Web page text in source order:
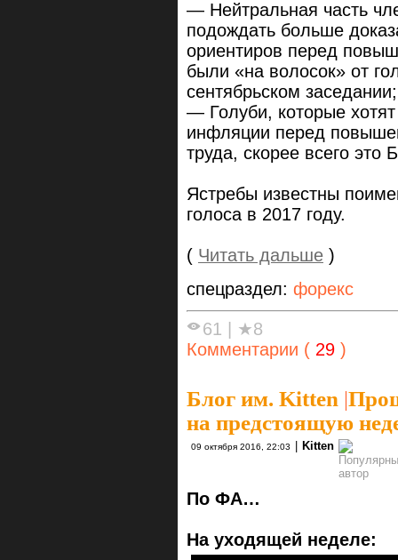
— Нейтральная часть
подождать больше
ориентиров перед
были «на волосок» от
сентябрьском заседании;
— Голуби, которые
инфляции перед
труда, скорее всего
Ястребы известны
голоса в 2017 году.
( Читать дальше )
спецраздел: форекс
61
★8
Комментарии ( 29 )
Блог им. Kitten |
на предстоящую
09 октября 2016, 22:03 Kitten
По ФА…
На уходящей неделе: